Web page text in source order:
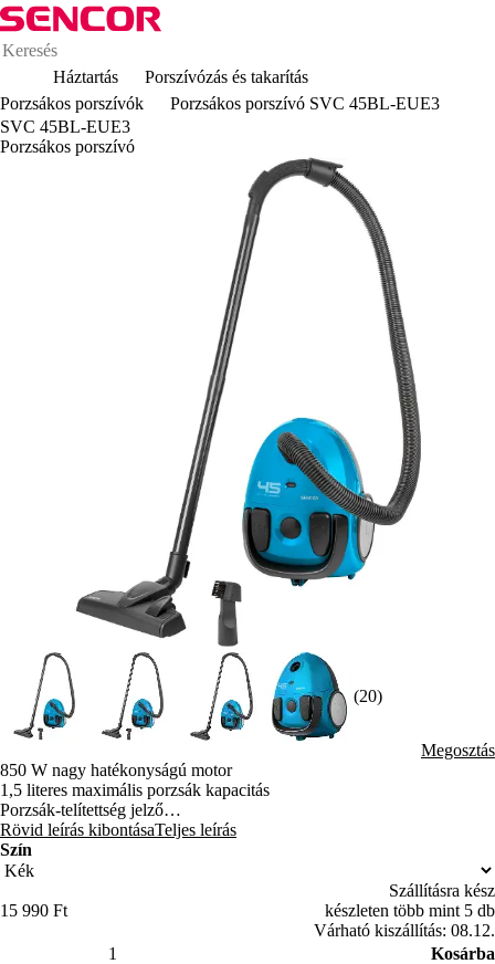
Háztartás
Porszívózás és takarítás
Porzsákos porszívók
Porzsákos porszívó SVC 45BL-EUE3
SVC 45BL-EUE3
Porzsákos porszívó
(20)
Megosztás
850 W nagy hatékonyságú motor
1,5 literes maximális porzsák kapacitás
Porzsák-telítettség jelző
Automata kábelbehúzás
Teleszkópos műanyag cső
Parkoló helyzet a padlószívócsőhöz
5 szintes szűrőrendszer
Puha padlóvédő kerekek, a porszívó csendes mozgatásához
A motor túlmelegedését megakadályozó termosztát
Rövid leírás kibontásaTeljes leírás
Szín
15 990 Ft
Szállításra kész
készleten több mint 5 db
Várható kiszállítás: 08.12.
Kosárba